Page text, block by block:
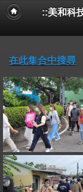
::美和科
在此集合中搜尋